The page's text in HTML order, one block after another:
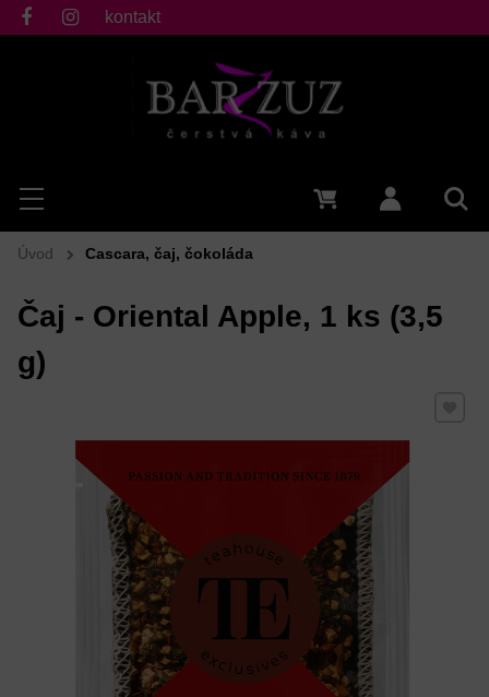
Hľadať
Menu Prihlásiť
fb ig
kontakt
Úvod Cascara, čaj, čokoláda
Čaj - Oriental Apple, 1 ks (3,5
g)